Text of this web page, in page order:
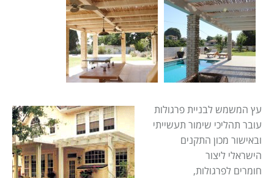
עץ המשמש לבניית פרגולות
עובר תהליכי שימור תעשייתי
ובאישור מכון התקנים
הישראלי ליצור
חומרים לפרגולות,